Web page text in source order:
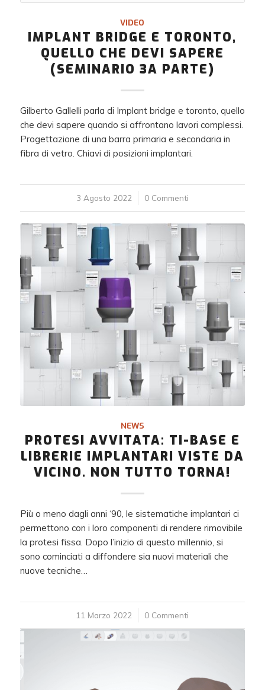
VIDEO
IMPLANT BRIDGE E TORONTO,
QUELLO CHE DEVI SAPERE
(SEMINARIO 3A PARTE)
Gilberto Gallelli parla di Implant bridge e toronto, quello
che devi sapere quando si affrontano lavori complessi.
Progettazione di una barra primaria e secondaria in
fibra di vetro. Chiavi di posizioni implantari.
3 Agosto 2022
/ 0 Commenti
NEWS
PROTESI AVVITATA: TI-BASE E
LIBRERIE IMPLANTARI VISTE DA
VICINO. NON TUTTO TORNA!
Più o meno dagli anni ‘90, le sistematiche implantari ci
permettono con i loro componenti di rendere rimovibile
la protesi fissa. Dopo l’inizio di questo millennio, si
sono cominciati a diffondere sia nuovi materiali che
nuove tecniche…
11 Marzo 2022
/ 0 Commenti